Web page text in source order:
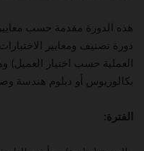
دورة تصنيف ومعايير
العملية حسب اختيار
بكالوريوس أو دبلوم هندسة
الفترة: